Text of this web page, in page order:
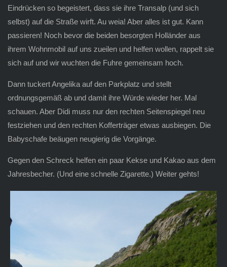
Eindrücken so begeistert, dass sie ihre Transalp (und sich
selbst) auf die Straße wirft. Au weia! Aber alles ist gut. Kann
passieren! Noch bevor die beiden besorgten Holländer aus
ihrem Wohnmobil auf uns zueilen und helfen wollen, rappelt sie
sich auf und wir wuchten die Fuhre gemeinsam hoch.
Dann tuckert Angelika auf den Parkplatz und stellt
ordnungsgemäß ab und damit ihre Würde wieder her. Mal
schauen. Aber Didi muss nur den rechten Seitenspiegel neu
festziehen und den rechten Kofferträger etwas ausbiegen. Die
Babyschafe beäugen neugierig die Vorgänge.
Gegen den Schreck helfen ein paar Kekse und Kakao aus dem
Jahresbecher. (Und eine schnelle Zigarette.) Weiter gehts!